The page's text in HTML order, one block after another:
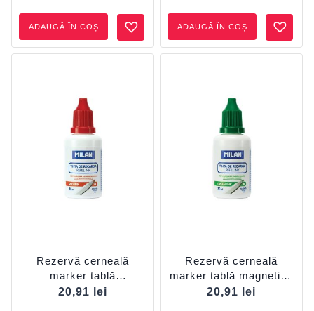
ADAUGĂ ÎN COȘ ADAUGĂ ÎN COȘ
Rezervă cerneală
marker tablă
magenetică Roșu
20,91 lei
Rezervă cerneală
marker tablă magnetică
Verde MILAN
20,91 lei